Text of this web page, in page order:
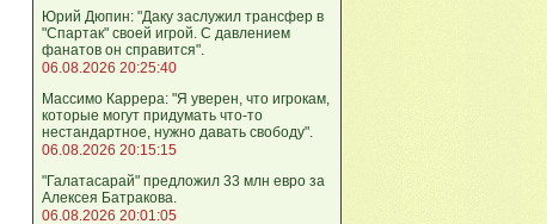
Юрий Дюпин: "Даку заслужил трансфер в
"Спартак" своей игрой. С давлением
фанатов он справится".
06.08.2026 20:25:40
Массимо Каррера: "Я уверен, что игрокам,
которые могут придумать что-то
нестандартное, нужно давать свободу".
06.08.2026 20:15:15
"Галатасарай" предложил 33 млн евро за
Алексея Батракова.
06.08.2026 20:01:05